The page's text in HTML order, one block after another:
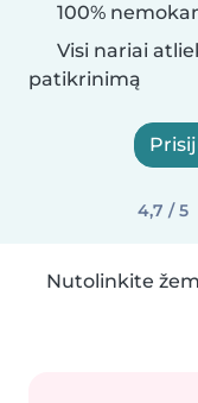
100%
Visi nariai
patikrinimą
4,7 / 5
Nutolinkite